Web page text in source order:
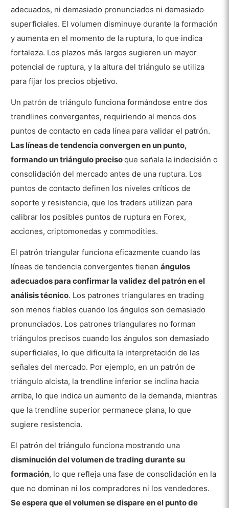
adecuados, ni demasiado pronunciados ni demasiado
superficiales. El volumen disminuye durante la formación
y aumenta en el momento de la ruptura, lo que indica
fortaleza. Los plazos más largos sugieren un mayor
potencial de ruptura, y la altura del triángulo se utiliza
para fijar los precios objetivo.
Un patrón de triángulo funciona formándose entre dos
trendlines convergentes, requiriendo al menos dos
puntos de contacto en cada línea para validar el patrón.
Las líneas de tendencia convergen en un punto,
formando un triángulo precisoque señala la indecisión o
consolidación del mercado antes de una ruptura. Los
puntos de contacto definen los niveles críticos de
soporte y resistencia, que los traders utilizan para
calibrar los posibles puntos de ruptura en Forex,
acciones, criptomonedas y commodities.
El patrón triangular funciona eficazmente cuando las
líneas de tendencia convergentes tienenángulos
adecuados para confirmar la validez del patrón en el
análisis técnico. Los patrones triangulares en trading
son menos fiables cuando los ángulos son demasiado
pronunciados. Los patrones triangulares no forman
triángulos precisos cuando los ángulos son demasiado
superficiales, lo que dificulta la interpretación de las
señales del mercado. Por ejemplo, en un patrón de
triángulo alcista, la trendline inferior se inclina hacia
arriba, lo que indica un aumento de la demanda, mientras
que la trendline superior permanece plana, lo que
sugiere resistencia.
El patrón del triángulo funciona mostrando una
disminución del volumen de trading durante su
formación, lo que refleja una fase de consolidación en la
que no dominan ni los compradores ni los vendedores.
Se espera que el volumen se dispare en el punto de